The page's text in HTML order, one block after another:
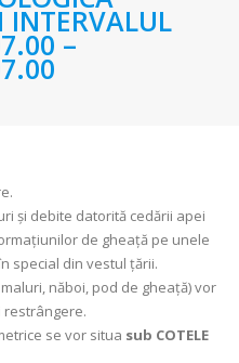
INTERVALUL
–
și debite datorită cedării apei
de gheaţă pe unele
special din vestul țării.
năboi, pod de gheaţă) vor
restrângere.
se vor situa sub COTELE